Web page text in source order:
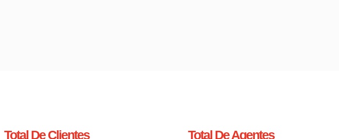
Total De Clientes
Total De Agentes